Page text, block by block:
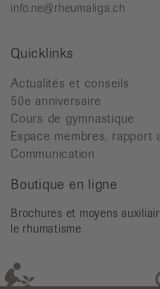
info.ne@rheumaliga.ch
Quicklinks
Actualités et conseils
50e anniversaire
Cours de gymnastique
Espace membres, rapport
Communication
Boutique en ligne
Brochures et moyens
le rhumatisme